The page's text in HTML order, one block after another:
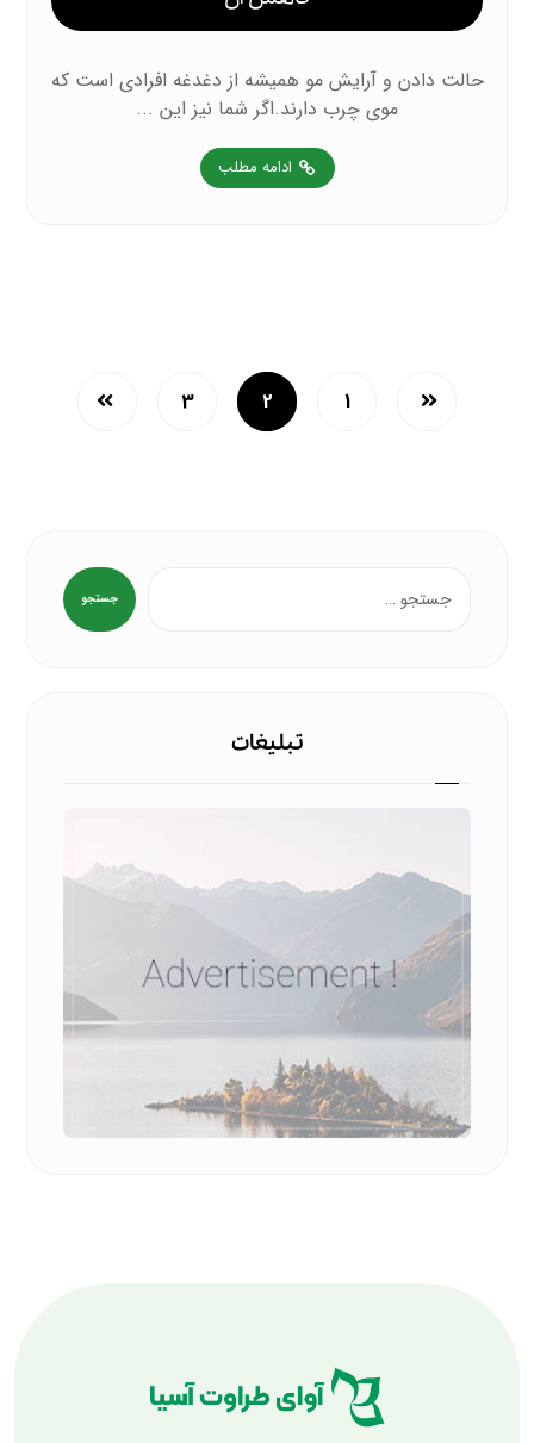
حالت دادن و آرایش مو همیشه از دغدغه افرادی است که
موی چرب دارند.اگر شما نیز این ...
ادامه مطلب
1
2
3
جستجو
تبلیغات